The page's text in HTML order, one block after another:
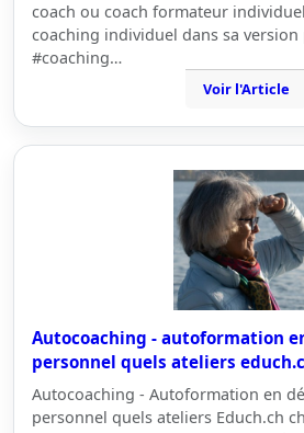
coach ou coach formateur
coaching individuel dans sa
#coaching…
Voir l'Article
Autocoaching - autoformation
personnel quels ateliers
Autocoaching - Autoformation en
personnel quels ateliers Educh.ch